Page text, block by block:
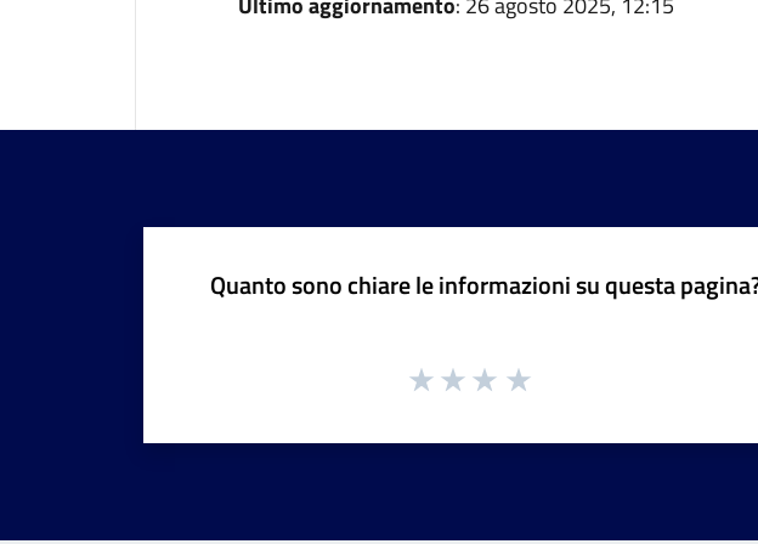
Quanto sono chiare le informazioni su questa